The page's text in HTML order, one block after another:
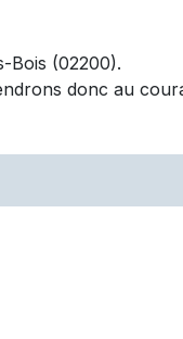
Bois (02200).
donc au